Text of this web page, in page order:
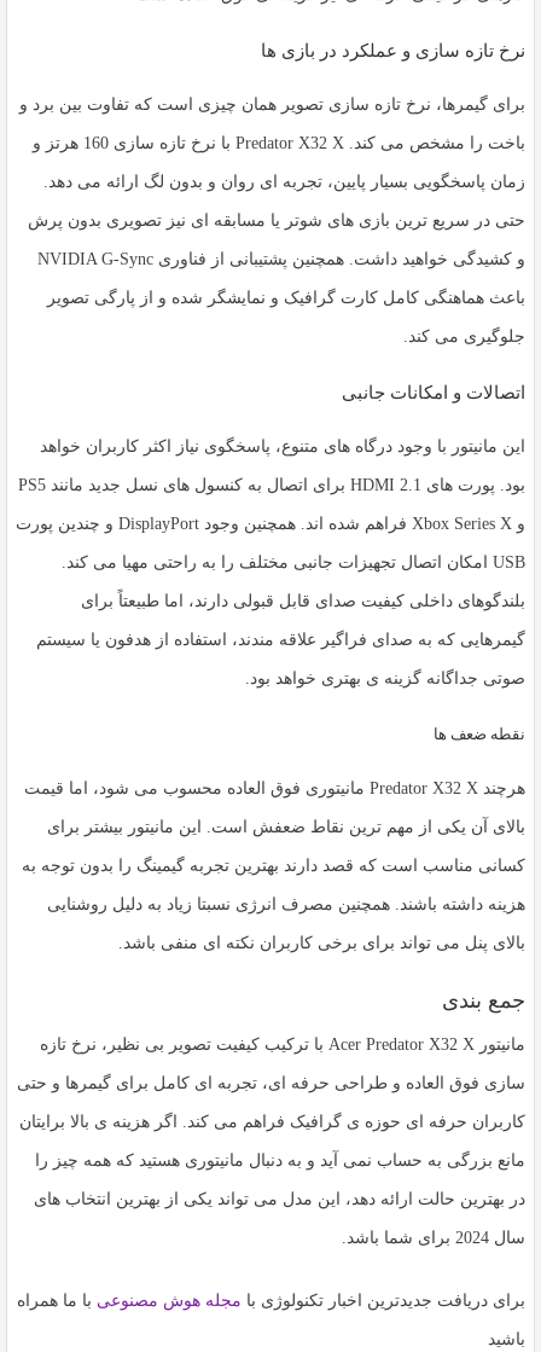
نرخ تازه سازی و عملکرد در بازی ها
برای گیمرها، نرخ تازه سازی تصویر همان چیزی است که تفاوت بین برد و
باخت را مشخص می کند. Predator X32 X با نرخ تازه سازی 160 هرتز و
زمان پاسخگویی بسیار پایین، تجربه ای روان و بدون لگ ارائه می دهد.
حتی در سریع ترین بازی های شوتر یا مسابقه ای نیز تصویری بدون پرش
و کشیدگی خواهید داشت. همچنین پشتیبانی از فناوری NVIDIA G-Sync
باعث هماهنگی کامل کارت گرافیک و نمایشگر شده و از پارگی تصویر
جلوگیری می کند.
اتصالات و امکانات جانبی
این مانیتور با وجود درگاه های متنوع، پاسخگوی نیاز اکثر کاربران خواهد
بود. پورت های HDMI 2.1 برای اتصال به کنسول های نسل جدید مانند PS5
و Xbox Series X فراهم شده اند. همچنین وجود DisplayPort و چندین پورت
USB امکان اتصال تجهیزات جانبی مختلف را به راحتی مهیا می کند.
بلندگوهای داخلی کیفیت صدای قابل قبولی دارند، اما طبیعتاً برای
گیمرهایی که به صدای فراگیر علاقه مندند، استفاده از هدفون یا سیستم
صوتی جداگانه گزینه ی بهتری خواهد بود.
نقطه ضعف ها
هرچند Predator X32 X مانیتوری فوق العاده محسوب می شود، اما قیمت
بالای آن یکی از مهم ترین نقاط ضعفش است. این مانیتور بیشتر برای
کسانی مناسب است که قصد دارند بهترین تجربه گیمینگ را بدون توجه به
هزینه داشته باشند. همچنین مصرف انرژی نسبتا زیاد به دلیل روشنایی
بالای پنل می تواند برای برخی کاربران نکته ای منفی باشد.
جمع بندی
مانیتور Acer Predator X32 X با ترکیب کیفیت تصویر بی نظیر، نرخ تازه
سازی فوق العاده و طراحی حرفه ای، تجربه ای کامل برای گیمرها و حتی
کاربران حرفه ای حوزه ی گرافیک فراهم می کند. اگر هزینه ی بالا برایتان
مانع بزرگی به حساب نمی آید و به دنبال مانیتوری هستید که همه چیز را
در بهترین حالت ارائه دهد، این مدل می تواند یکی از بهترین انتخاب های
سال 2024 برای شما باشد.
برای دریافت جدیدترین اخبار تکنولوژی با مجله هوش مصنوعی با ما همراه
باشید